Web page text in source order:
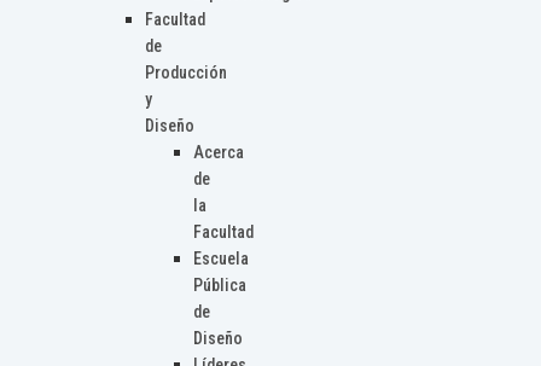
Facultad
de
Producción
y
Diseño
Acerca
de
la
Facultad
Escuela
Pública
de
Diseño